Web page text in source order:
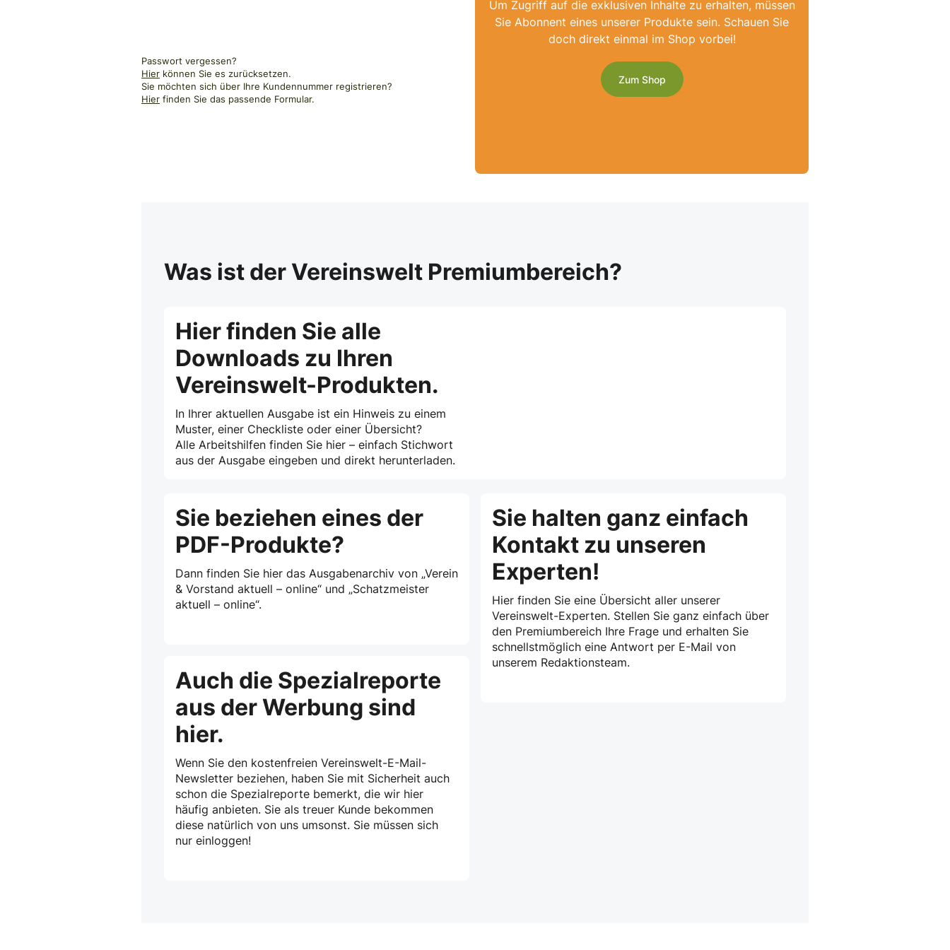
Passwort vergessen?
Hier können Sie es zurücksetzen.
Sie möchten sich über Ihre Kundennummer registrieren?
Hier finden Sie das passende Formular.
Um Zugriff auf die exklusiven Inhalte zu erhalten, müssen
Sie Abonnent eines unserer Produkte sein. Schauen Sie
doch direkt einmal im Shop vorbei!
Zum Shop
Was ist der Vereinswelt Premiumbereich?
Hier finden Sie alle
Downloads zu Ihren
Vereinswelt-Produkten.
In Ihrer aktuellen Ausgabe ist ein Hinweis zu einem
Muster, einer Checkliste oder einer Übersicht?
Alle Arbeitshilfen finden Sie hier – einfach Stichwort
aus der Ausgabe eingeben und direkt herunterladen.
Sie beziehen eines der
PDF-Produkte?
Dann finden Sie hier das Ausgabenarchiv von „Verein
& Vorstand aktuell – online“ und „Schatzmeister
aktuell – online“.
Auch die Spezialreporte
aus der Werbung sind
hier.
Wenn Sie den kostenfreien Vereinswelt-E-Mail-
Newsletter beziehen, haben Sie mit Sicherheit auch
schon die Spezialreporte bemerkt, die wir hier
häufig anbieten. Sie als treuer Kunde bekommen
diese natürlich von uns umsonst. Sie müssen sich
nur einloggen!
Sie halten ganz einfach
Kontakt zu unseren
Experten!
Hier finden Sie eine Übersicht aller unserer
Vereinswelt-Experten. Stellen Sie ganz einfach über
den Premiumbereich Ihre Frage und erhalten Sie
schnellstmöglich eine Antwort per E-Mail von
unserem Redaktionsteam.